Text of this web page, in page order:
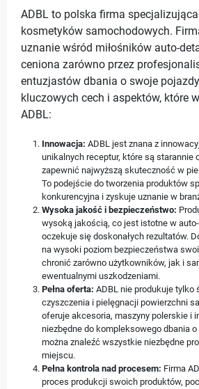
ADBL to polska firma
kosmetyków samochodowych.
uznanie wśród miłośników auto-
ceniona zarówno przez
entuzjastów dbania o swoje
kluczowych cech i aspektów, które
ADBL:
Innowacja: ADBL jest znana z
unikalnych receptur, które są starannie
zapewnić najwyższą skuteczność w
To podejście do tworzenia produktów
konkurencyjna i zyskuje uznanie w
Wysoka jakość i bezpieczeństwo:
wysoką jakością, co jest istotne w
oczekuje się doskonałych rezultatów.
na wysoki poziom bezpieczeństwa
chronić zarówno użytkowników, jak i
ewentualnymi uszkodzeniami.
Pełna oferta: ADBL nie produkuje tylko
czyszczenia i pielęgnacji powierzchni
oferuje akcesoria, maszyny polerskie i
niezbędne do kompleksowego dbania
można znaleźć wszystkie niezbędne
miejscu.
Pełna kontrola nad procesem: Firma
proces produkcji swoich produktów,